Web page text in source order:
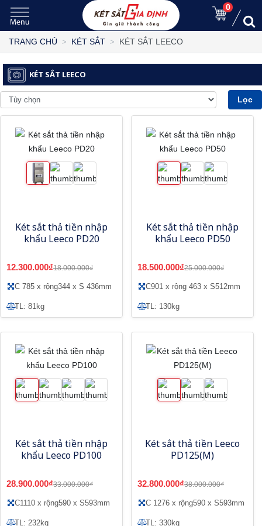
0
TRANG CHỦ KÉT SẮT KÉT SẮT LEECO
KÉT SẮT LEECO
Lọc
Két sắt thả tiền nhập
khẩu Leeco PD20
12.300.000₫18.000.000₫
C 785 x rộng344 x S 436mm
TL: 81kg
Két sắt thả tiền nhập
khẩu Leeco PD50
18.500.000₫25.000.000₫
C901 x rộng 463 x S512mm
TL: 130kg
Két sắt thả tiền nhập
khẩu Leeco PD100
28.900.000₫33.000.000₫
C1110 x rộng590 x S593mm
TL: 232kg
Két sắt thả tiền Leeco
PD125(M)
32.800.000₫38.000.000₫
C 1276 x rộng590 x S593mm
TL: 330kg